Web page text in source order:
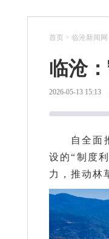
首页 > 临沧新闻网
临沧
2026-05-13 15:13
自全面
设的“制度
力，推动林